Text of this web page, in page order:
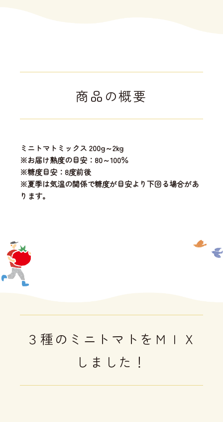
商品の概要
ミニトマトミックス 200g～2kg
※お届け熟度の目安：80～100％
※糖度目安：8度前後
※夏季は気温の関係で糖度が目安より下回る場合があ
ります。
３種のミニトマトをＭＩＸ
しました！